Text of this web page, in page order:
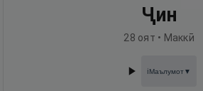
Ҷин
28 оят • Маккӣ
ℹ️Маълумот▼